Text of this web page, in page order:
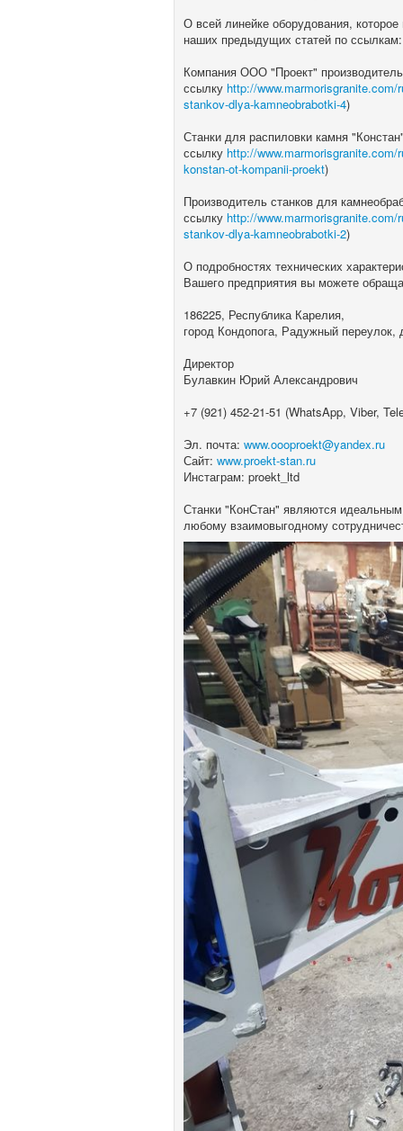
О всей линейке оборудования,
наших предыдущих статей по ссылкам:
Компания ООО "Проект"
ссылку http://
stankov-dlya-kamneobrabotki-4)
Станки для распиловки камня
ссылку http://
konstan-ot-kompanii-proekt)
Производитель станков для
ссылку http://
stankov-dlya-kamneobrabotki-2)
О подробностях технических
Вашего предприятия вы можете
186225, Республика Карелия,
город Кондопога, Радужный переулок,
Директор
Булавкин Юрий Александрович
+7 (921) 452-21-51 (WhatsApp, Viber,
Эл. почта:www.oooproekt@yandex.ru
Сайт:www.proekt-stan.ru
Инстаграм: proekt_ltd
Станки "КонСтан" являются
любому взаимовыгодному